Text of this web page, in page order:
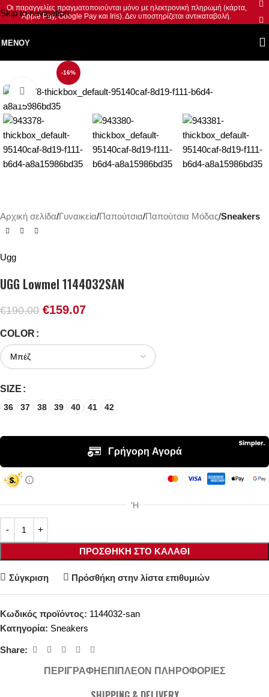
Skip to navigation
Skip to main content
Οι παραγγελίες πραγματοποιούνται μόνο με ηλεκτρονική πληρωμή (κάρτα,
Apple Pay, Google Pay και Iris). Δεν υποστηρίζεται αντικαταβολή.
ΜΕΝΟΎ
-16%
Κλικ για μεγέθυνση
Αρχική σελίδα Γυναικεία Παπούτσια Παπούτσια Μόδας Sneakers
Ugg
UGG Lowmel 1144032SAN
€190.00 €159.07
COLOR
SIZE
36 37 38 39 40 41 42
ΠΡΟΣΘΉΚΗ ΣΤΟ ΚΑΛΆΘΙ
Σύγκριση Πρόσθήκη στην λίστα επιθυμιών
Κωδικός προϊόντος: 1144032-san
Κατηγορία: Sneakers
Share:
ΠΕΡΙΓΡΑΦΉΕΠΙΠΛΈΟΝ ΠΛΗΡΟΦΟΡΊΕΣ